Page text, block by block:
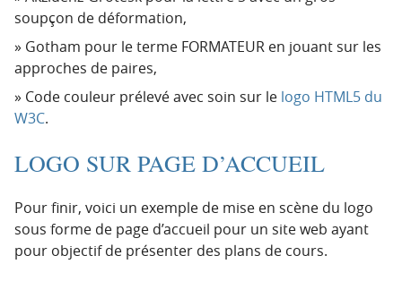
soupçon de déformation,
Gotham pour le terme FORMATEUR en jouant sur les
approches de paires,
Code couleur prélevé avec soin sur le logo HTML5 du
W3C.
LOGO SUR PAGE D’ACCUEIL
Pour finir, voici un exemple de mise en scène du logo
sous forme de page d’accueil pour un site web ayant
pour objectif de présenter des plans de cours.